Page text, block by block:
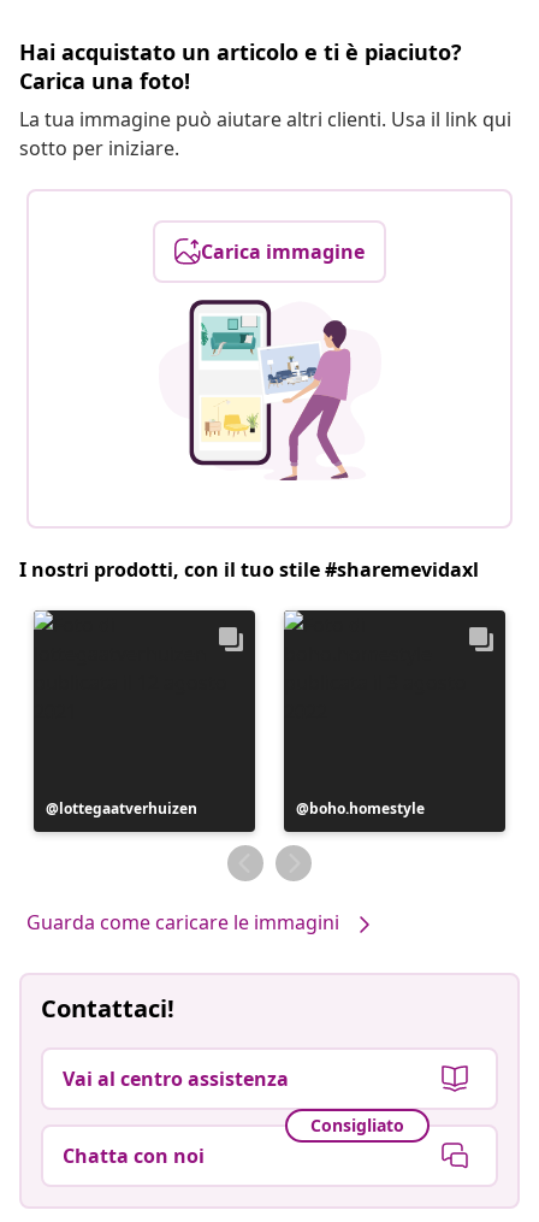
Hai acquistato un articolo e ti è piaciuto?
Carica una foto!
La tua immagine può aiutare altri clienti. Usa il link qui
sotto per iniziare.
Carica immagine
I nostri prodotti, con il tuo stile #sharemevidaxl
Post
pubblicato
lottegaatverhuizen
Post
pubblicato
da
boho.homestyle
Guarda come caricare le immagini
Contattaci!
Vai al centro assistenza
Consigliato
Chatta con noi